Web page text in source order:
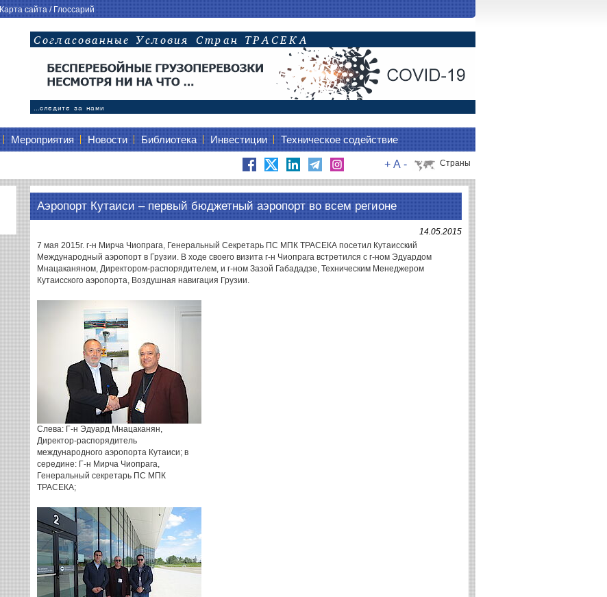
Карта сайта/Глоссарий
Мероприятия Новости Библиотека Инвестиции Техническое содействие
Страны
+ A -
Аэропорт Кутаиси – первый бюджетный аэропорт во всем регионе
14.05.2015
7 мая 2015г. г-н Мирча Чиопрага, Генеральный Секретарь ПС МПК ТРАСЕКА посетил Кутаисский
Международный аэропорт в Грузии. В ходе своего визита г-н Чиопрага встретился с г-ном Эдуардом
Мнацаканяном, Директором-распорядителем, и г-ном Зазой Габададзе, Техническим Менеджером
Кутаисского аэропорта, Воздушная навигация Грузии.
Слева: Г-н Эдуард Мнацаканян,
Директор-распорядитель
международного аэропорта Кутаиси; в
середине: Г-н Мирча Чиопрага,
Генеральный cекретарь ПС МПК
ТРАСЕКА;